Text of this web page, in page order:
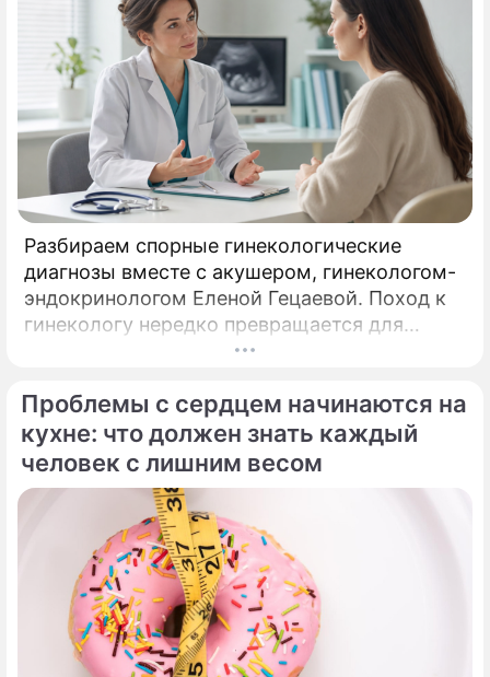
Разбираем спорные гинекологические
диагнозы вместе с акушером, гинекологом-
эндокринологом Еленой Гецаевой. Поход к
гинекологу нередко превращается для
женщины не в спокойный разговор о
выдержку.
Проблемы с сердцем начинаются на
кухне: что должен знать каждый
человек с лишним весом